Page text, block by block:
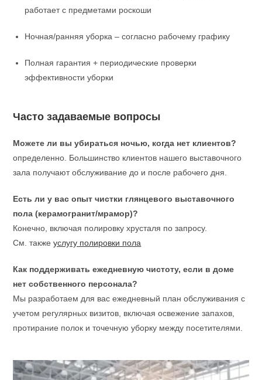
работает с предметами роскоши
Ночная/ранняя уборка – согласно рабочему графику
Полная гарантия + периодические проверки
эффективности уборки
Часто задаваемые вопросы
Можете ли вы убираться ночью, когда нет клиентов?
определенно. Большинство клиентов нашего выставочного
зала получают обслуживание до и после рабочего дня.
Есть ли у вас опыт чистки глянцевого выставочного
пола (керамогранит/мрамор)?
Конечно, включая полировку хрусталя по запросу.
См. такжеуслугу полировки пола
Как поддерживать ежедневную чистоту, если в доме
нет собственного персонала?
Мы разработаем для вас ежедневный план обслуживания с
учетом регулярных визитов, включая освежение запахов,
протирание полок и точечную уборку между посетителями.